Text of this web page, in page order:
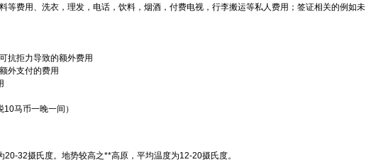
等费用、洗衣，理发，电话，饮料，烟酒，付费电视，行李搬运等私人费用；签证相关的例如未
抗拒力导致的额外费用
外支付的费用
马币一晚一间）
32摄氏度。地势较高之**高原，平均温度为12-20摄氏度。